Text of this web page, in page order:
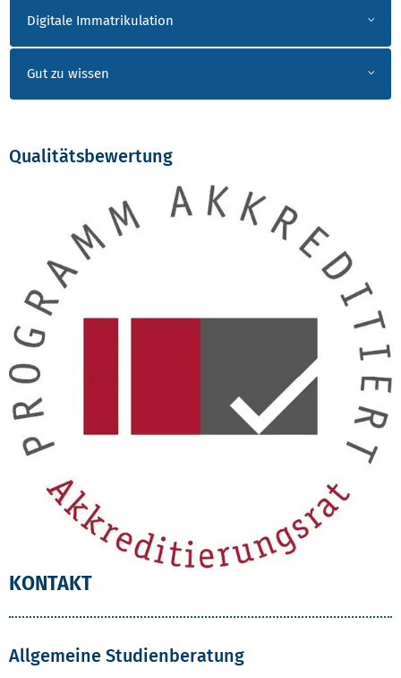
Digitale Immatrikulation
Gut zu wissen
Qualitätsbewertung
KONTAKT
Allgemeine Studienberatung